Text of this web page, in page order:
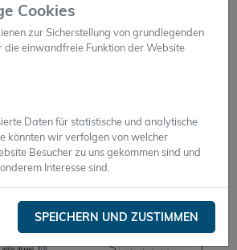
Cookies
zur Sicherstellung von grundlegenden
die einwandfreie Funktion der Website
Daten für statistische und analytische
könnten wir verfolgen von welcher
Besucher zu uns gekommen sind und
Interesse sind.
SPEICHERN UND ZUSTIMMEN
JAHR MONAT
ESDA Technologie GmbH von
zur Förderung ausgewählt